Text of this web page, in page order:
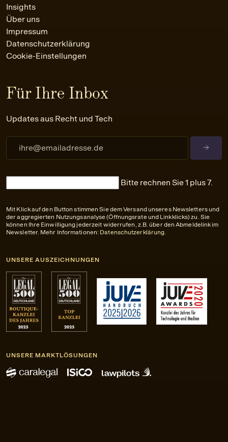
Insights
Über uns
Impressum
Datenschutzerklärung
Cookie-Einstellungen
Für Ihre Inbox
Updates aus Recht und Tech
Bitte rechnen Sie 1 plus 7.
Mit Klick auf den Button stimmen Sie dem Versand unseres Newsletters und
der aggregierten Nutzungsanalyse (Öffnungsrate und Linkklicks) zu. Sie
können Ihre Einwilligung jederzeit widerrufen, z.B. über den Abmeldelink im
Newsletter. Mehr Informationen: Datenschutzerklärung
UNSERE AUSZEICHNUNGEN
UNSERE MARKTLÖSUNGEN